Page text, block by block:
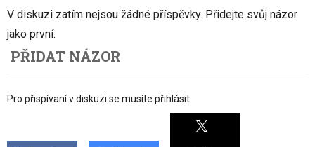
V diskuzi zatím nejsou žádné příspěvky. Přidejte svůj názor
jako první.
PŘIDAT NÁZOR
Pro přispívaní v diskuzi se musíte přihlásit: